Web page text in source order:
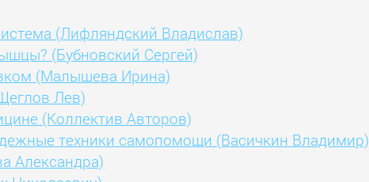
(Лифляндский Владислав)
(Бубновский Сергей)
(Малышева Ирина)
Лев)
(Коллектив Авторов)
техники самопомощи (Васичкин Владимир)
Александра)